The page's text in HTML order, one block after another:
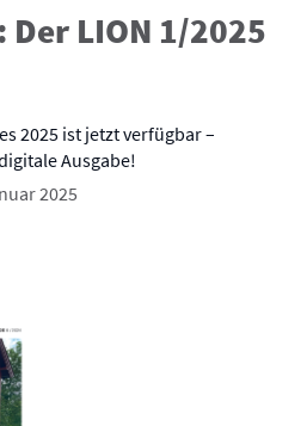
LION 1/2025
2025 ist jetzt verfügbar –
Ausgabe!
2025